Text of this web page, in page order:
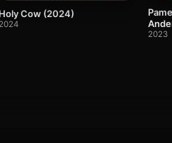
Holy Cow (2024)
2024
amor)
2023